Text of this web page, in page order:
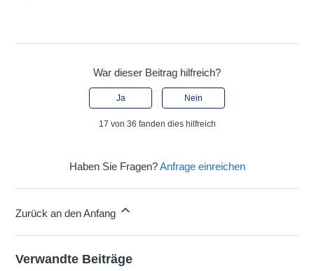
War dieser Beitrag hilfreich?
Ja Nein
17 von 36 fanden dies hilfreich
Haben Sie Fragen?Anfrage einreichen
Zurück an den Anfang
Verwandte Beiträge